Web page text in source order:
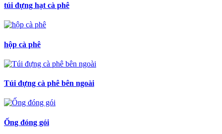
túi đựng hạt cà phê
hộp cà phê
Túi đựng cà phê bên ngoài
Ống đóng gói